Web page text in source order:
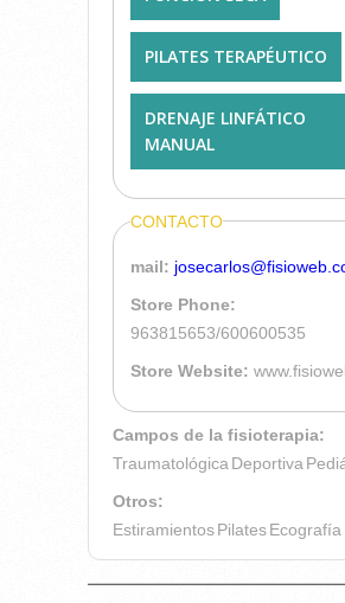
PILATES TERAPÉUTICO
DRENAJE LINFÁTICO
MANUAL
CONTACTO
mail:
Store Phone:
963815653/600600535
Store Website:
Campos de la fisioterapia:
Traumatológica Deportiva
Otros:
EstiramientosPilatesEcografía